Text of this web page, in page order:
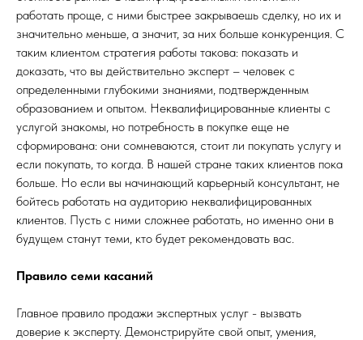
работать проще, с ними быстрее закрываешь сделку, но их и
значительно меньше, а значит, за них больше конкуренция. С
таким клиентом стратегия работы такова: показать и
доказать, что вы действительно эксперт – человек с
определенными глубокими знаниями, подтвержденным
образованием и опытом. Неквалифицированные клиенты с
услугой знакомы, но потребность в покупке еще не
сформирована: они сомневаются, стоит ли покупать услугу и
если покупать, то когда. В нашей стране таких клиентов пока
больше. Но если вы начинающий карьерный консультант, не
бойтесь работать на аудиторию неквалифицированных
клиентов. Пусть с ними сложнее работать, но именно они в
будущем станут теми, кто будет рекомендовать вас.
Правило семи касаний
Главное правило продажи экспертных услуг - вызвать
доверие к эксперту. Демонстрируйте свой опыт, умения,